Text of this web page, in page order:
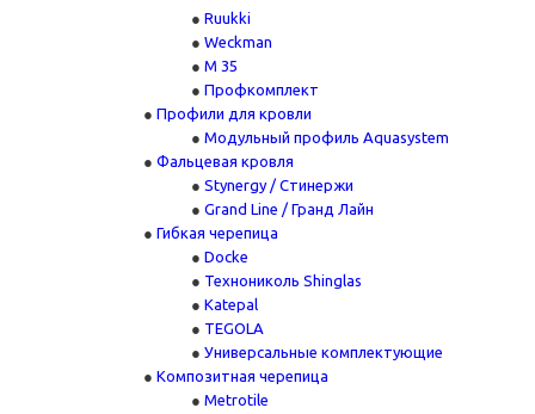
Ruukki
Weckman
М 35
Профкомплект
Профили для кровли
Модульный профиль Aquasystem
Фальцевая кровля
Stynergy / Стинержи
Grand Line / Гранд Лайн
Гибкая черепица
Docke
Технониколь Shinglas
Katepal
TEGOLA
Универсальные комплектующие
Композитная черепица
Metrotile